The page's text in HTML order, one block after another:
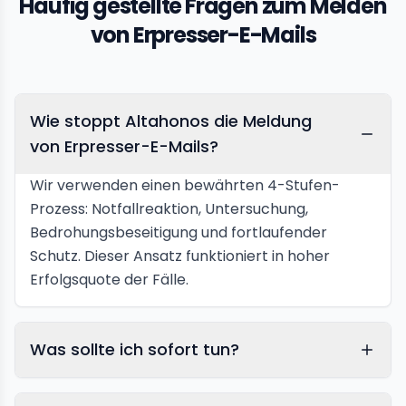
von Erpresser-E-Mails
Wie stoppt Altahonos die Meldung
von Erpresser-E-Mails?
Wir verwenden einen bewährten 4-Stufen-
Prozess: Notfallreaktion, Untersuchung,
Bedrohungsbeseitigung und fortlaufender
Schutz. Dieser Ansatz funktioniert in hoher
Erfolgsquote der Fälle.
Was sollte ich sofort tun?